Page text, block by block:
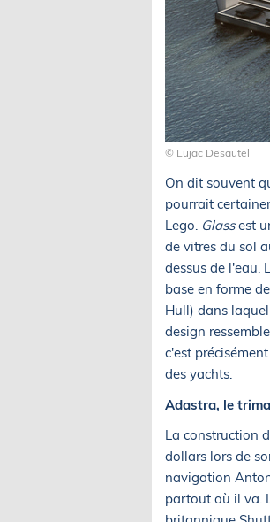
© Lujac Desautel
On dit souvent
pourrait
Lego. Glassest
de vitres du sol
dessus de l'eau.
base en forme
Hull) dans
design
c'est
des yachts.
Adastra, le
La construction
dollars lors de
navigation
partout où il va.